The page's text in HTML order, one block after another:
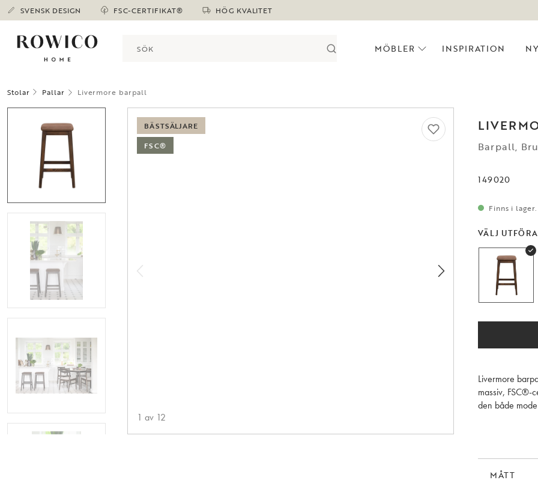
SVENSK DESIGN FSC-CERTIFIKAT® HÖG KVALITET
MÖBLER INSPIRATION
Stolar Pallar Livermore barpall
BÄSTSÄLJARE
FSC®
1 av 12
Barpall,
149020
Finns i
VÄLJ
Livermore
massiv, FSC®-
den både
MÅTT